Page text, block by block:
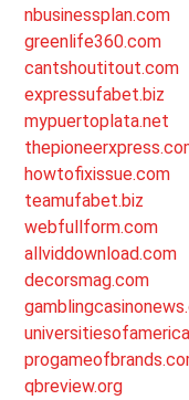
nbusinessplan.com
greenlife360.com
cantshoutitout.com
expressufabet.biz
mypuertoplata.net
howtofixissue.com
teamufabet.biz
webfullform.com
allviddownload.com
decorsmag.com
qbreview.org